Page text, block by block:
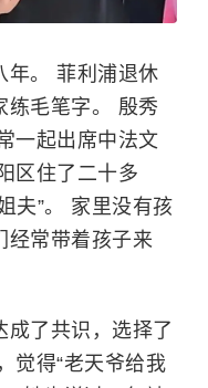
年。 菲利浦退休
练毛笔字。 殷秀
一起出席中法文
区住了二十多
夫”。 家里没有孩
经常带着孩子来
成了共识，选择了
觉得“老天爷给我